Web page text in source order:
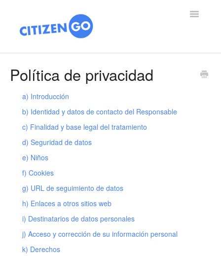
Toggle
🇦🇹🇨🇭🇩🇪 DE
🇧🇪 BE
🇫🇷 FR
🇮🇹 IT
Política de privacidad
a) Introducción
b) Identidad y datos de contacto del Responsable
c) Finalidad y base legal del tratamiento
d) Seguridad de datos
e) Niños
f) Cookies
g) URL de seguimiento de datos
h) Enlaces a otros sitios web
i) Destinatarios de datos personales
j) Acceso y corrección de su información personal
k) Derechos